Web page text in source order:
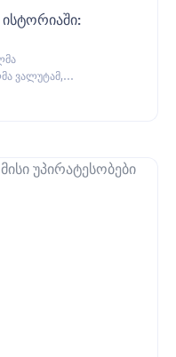
ვალუტამ,